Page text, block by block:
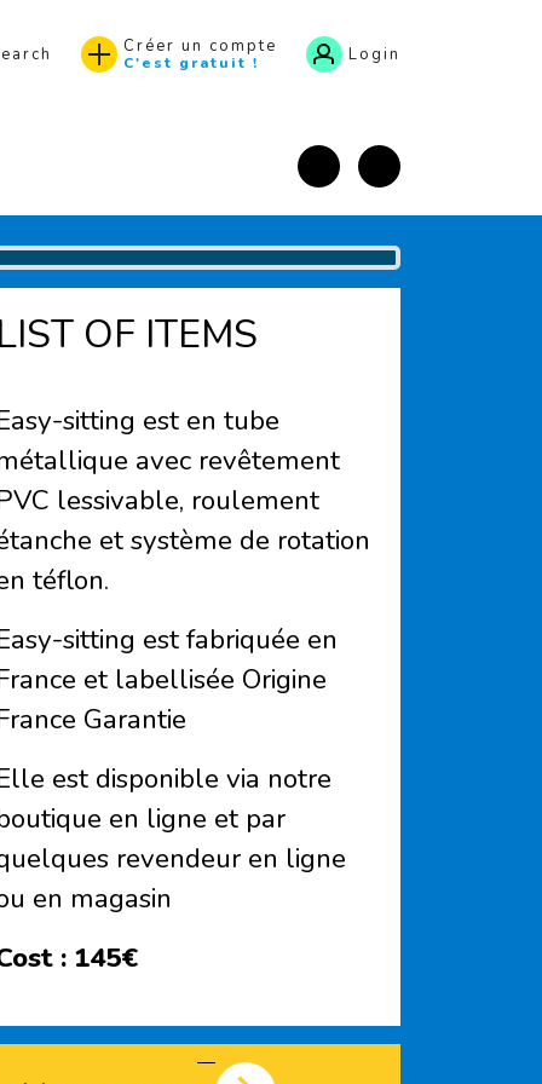
Créer un compte
C'est gratuit ! Login
FacebookInstagram
LIST OF ITEMS
sitting est en tube
avec revêtement
lessivable, roulement
et système de rotation
téflon.
sitting est fabriquée en
et labellisée Origine
Garantie
est disponible via notre
en ligne et par
revendeur en ligne
en magasin
: 145€